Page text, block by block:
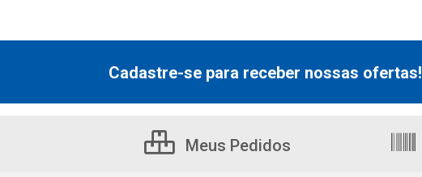
Cadastre-se para receber nossas ofertas!
Meus Pedidos